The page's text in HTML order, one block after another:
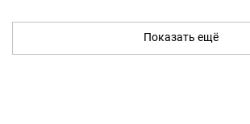
Показать ещё